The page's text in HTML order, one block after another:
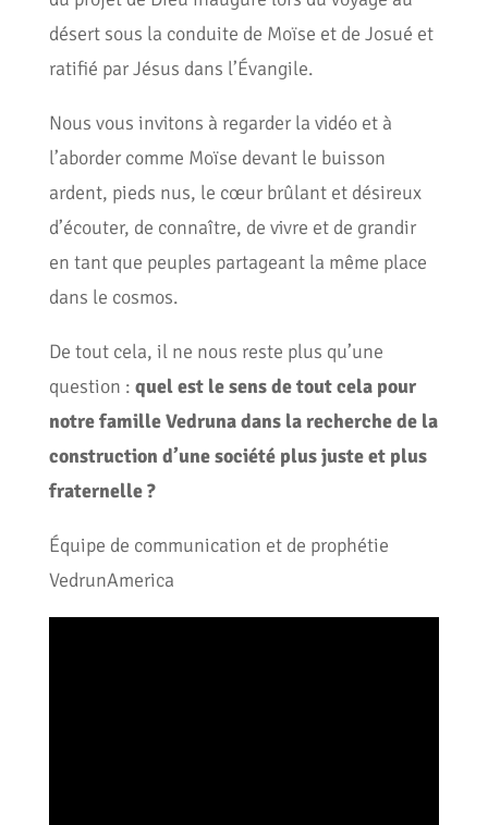
désert sous la conduite de Moïse et de Josué et
ratifié par Jésus dans l’Évangile.
Nous vous invitons à regarder la vidéo et à
l’aborder comme Moïse devant le buisson
ardent, pieds nus, le cœur brûlant et désireux
d’écouter, de connaître, de vivre et de grandir
en tant que peuples partageant la même place
dans le cosmos.
De tout cela, il ne nous reste plus qu’une
question : quel est le sens de tout cela pour
notre famille Vedruna dans la recherche de la
construction d’une société plus juste et plus
fraternelle ?
Équipe de communication et de prophétie
VedrunAmerica